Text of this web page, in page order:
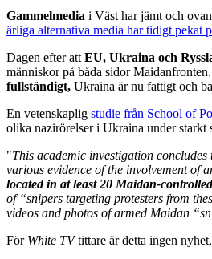
Gammelmedia i Väst har jämt och
ärliga alternativa media har tidigt pekat
Dagen efter att EU, Ukraina och
människor på båda sidor
fullständigt, Ukraina är nu fattigt och
En vetenskaplig studie från School of
olika nazirörelser i Ukraina under starkt
"This academic investigation concludes
various evidence of the involvement of
located in at least 20 Maidan-controlled
of “snipers targeting protesters from
videos and photos of armed Maidan
För White TVtittare är detta ingen